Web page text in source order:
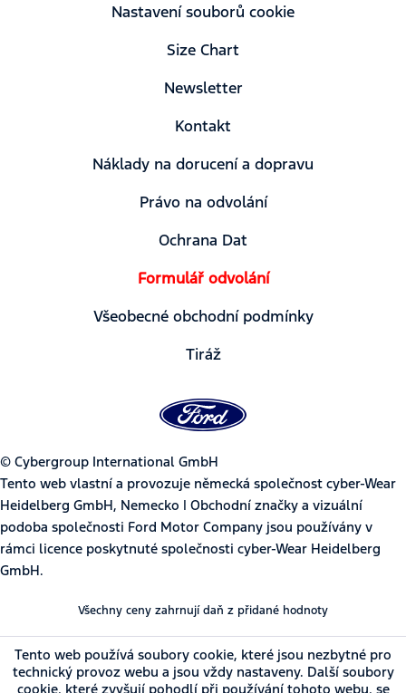
Nastavení souborů cookie
Size Chart
Newsletter
Kontakt
Náklady na dorucení a dopravu
Právo na odvolání
Ochrana Dat
Formulář odvolání
Všeobecné obchodní podmínky
Tiráž
© Cybergroup International GmbH
Tento web vlastní a provozuje německá společnost cyber-Wear
Heidelberg GmbH, Nemecko | Obchodní značky a vizuální
podoba společnosti Ford Motor Company jsou používány v
rámci licence poskytnuté společnosti cyber-Wear Heidelberg
GmbH.
Všechny ceny zahrnují daň z přidané hodnoty
Tento web používá soubory cookie, které jsou nezbytné pro
technický provoz webu a jsou vždy nastaveny. Další soubory
cookie, které zvyšují pohodlí při používání tohoto webu, se